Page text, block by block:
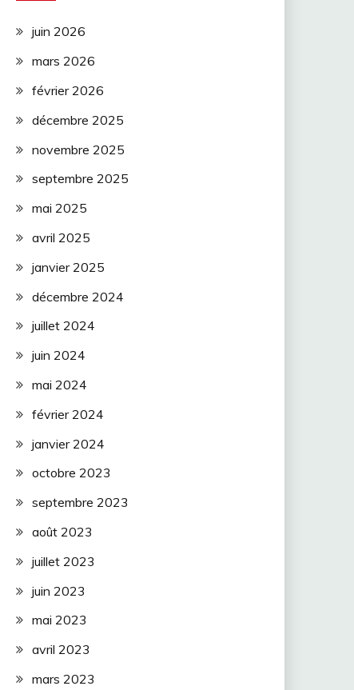
juin 2026
mars 2026
février 2026
décembre 2025
novembre 2025
septembre 2025
mai 2025
avril 2025
janvier 2025
décembre 2024
juillet 2024
juin 2024
mai 2024
février 2024
janvier 2024
octobre 2023
septembre 2023
août 2023
juillet 2023
juin 2023
mai 2023
avril 2023
mars 2023